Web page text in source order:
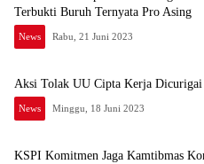
Terbukti Buruh Ternyata Pro Asing
News Rabu, 21 Juni 2023
Aksi Tolak UU Cipta Kerja
News Minggu, 18 Juni 2023
KSPI Komitmen Jaga Kamtibmas